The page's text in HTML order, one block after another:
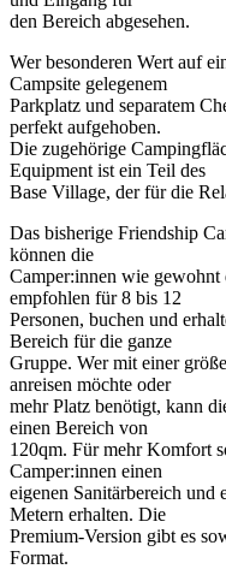
den Bereich abgesehen.
Wer besonderen Wert auf
Campsite gelegenem
Parkplatz und separatem
perfekt aufgehoben.
Die zugehörige
Equipment ist ein Teil des
Base Village, der für die
Das bisherige Friendship
können die
Camper:innen wie gewohnt
empfohlen für 8 bis 12
Personen, buchen und
Bereich für die ganze
Gruppe. Wer mit einer
anreisen möchte oder
mehr Platz benötigt, kann
einen Bereich von
120qm. Für mehr Komfort
Camper:innen einen
eigenen Sanitärbereich
Metern erhalten. Die
Premium-Version gibt es
Format.